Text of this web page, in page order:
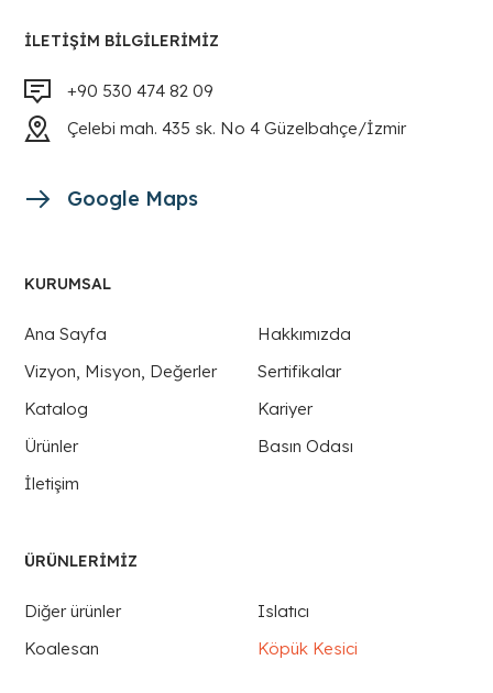
İLETIŞIM BILGILERIMIZ
+90 530 474 82 09
Çelebi mah. 435 sk. No 4 Güzelbahçe/İzmir
Google Maps
KURUMSAL
Ana Sayfa
Hakkımızda
Vizyon, Misyon, Değerler
Sertifikalar
Katalog
Kariyer
Ürünler
Basın Odası
İletişim
ÜRÜNLERIMIZ
Diğer ürünler
Islatıcı
Koalesan
Köpük Kesici